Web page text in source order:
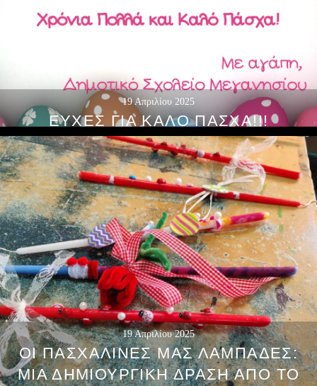
19 Απριλίου 2025
ΕΥΧΈΣ ΓΙΑ ΚΑΛΌ ΠΆΣΧΑ!!!
19 Απριλίου 2025
ΟΙ ΠΑΣΧΑΛΙΝΈΣ ΜΑΣ ΛΑΜΠΆΔΕΣ:
ΜΊΑ ΔΗΜΙΟΥΡΓΙΚΉ ΔΡΆΣΗ ΑΠΌ ΤΟ